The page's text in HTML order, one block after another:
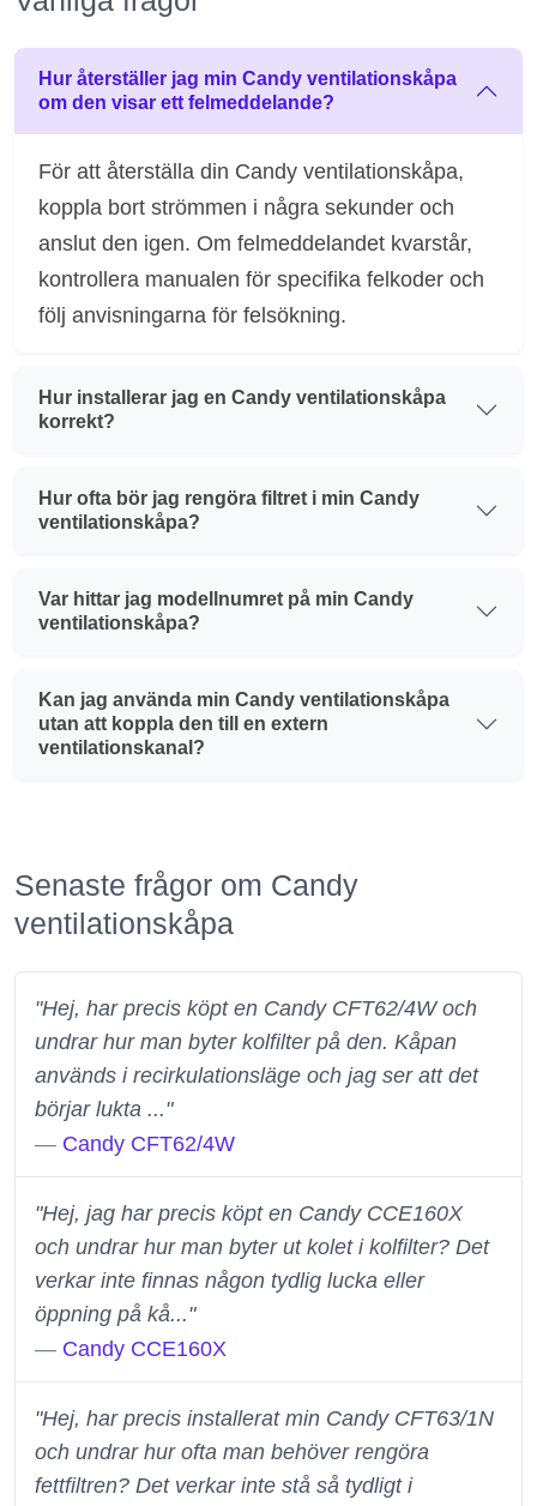
Hur återställer jag min Candy ventilationskåpa
om den visar ett felmeddelande?
För att återställa din Candy ventilationskåpa,
koppla bort strömmen i några sekunder och
anslut den igen. Om felmeddelandet kvarstår,
kontrollera manualen för specifika felkoder och
följ anvisningarna för felsökning.
Hur installerar jag en Candy ventilationskåpa
korrekt?
Hur ofta bör jag rengöra filtret i min Candy
ventilationskåpa?
Var hittar jag modellnumret på min Candy
ventilationskåpa?
Kan jag använda min Candy ventilationskåpa
utan att koppla den till en extern
ventilationskanal?
Senaste frågor om Candy
ventilationskåpa
"Hej, har precis köpt en Candy CFT62/4W och
undrar hur man byter kolfilter på den. Kåpan
används i recirkulationsläge och jag ser att det
börjar lukta ..."
— Candy CFT62/4W
"Hej, jag har precis köpt en Candy CCE160X
och undrar hur man byter ut kolet i kolfilter? Det
verkar inte finnas någon tydlig lucka eller
öppning på kå..."
— Candy CCE160X
"Hej, har precis installerat min Candy CFT63/1N
och undrar hur ofta man behöver rengöra
fettfiltren? Det verkar inte stå så tydligt i